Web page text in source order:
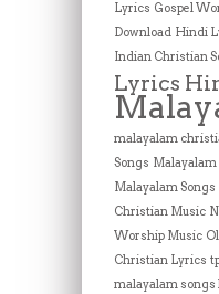
Lyrics Gospel
Download Hindi
Indian Christian
Lyrics
malayalam
Songs
Malayalam Songs
Christian Music
Worship Music
Christian Lyrics
malayalam songs